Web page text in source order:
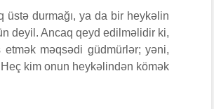
üstə durmağı, ya da bir heykəlin
deyil. Ancaq qeyd edilməlidir ki,
məqsədi güdmürlər; yəni,
kim onun heykəlindən kömək
Baxış
işə, şirkətə pul
qazancından
almaq faiz
31 Baxış
Fatir surəsi